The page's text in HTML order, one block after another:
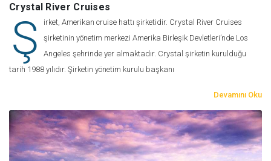
Crystal River Cruises
Ş
irket, Amerikan cruise hattı şirketidir. Crystal River Cruises
şirketinin yönetim merkezi Amerika Birleşik Devletleri’nde Los
Angeles şehrinde yer almaktadır. Crystal şirketin kurulduğu
tarih 1988 yılıdır. Şirketin yönetim kurulu başkanı
Devamını Oku